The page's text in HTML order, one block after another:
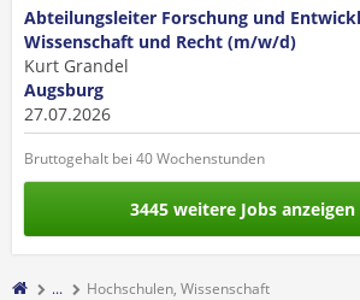
Abteilungsleiter Forschung und
Wissenschaft und Recht (m/w/d)
Kurt Grandel
Augsburg
27.07.2026
Bruttogehalt bei 40 Wochenstunden
3445 weitere Jobs anzeigen
... Hochschulen, Wissenschaft